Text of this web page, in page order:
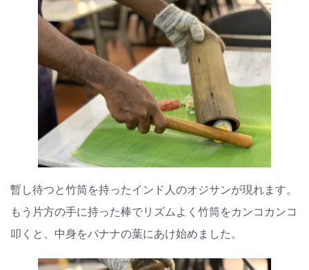
暫し待つと竹筒を持ったインド人のオジサンが現れます。
もう片方の手に持った棒でリズムよく竹筒をカンコカンコ
叩くと、中身をバナナの葉にあけ始めました。